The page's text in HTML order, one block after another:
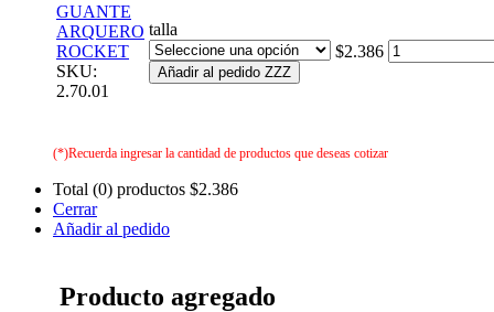
GUANTE
ARQUERO
ROCKET
SKU:
2.70.01
talla
Añadir al pedido ZZZ
$2.386
(*)Recuerda ingresar la cantidad de productos que deseas cotizar
Total (0) productos $2.386
Cerrar
Añadir al pedido
Producto agregado